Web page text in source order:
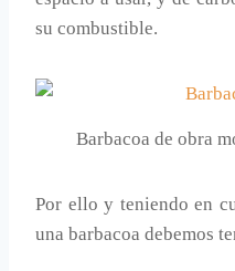
su combustible.
Barbacoa de obra
Por ello y teniendo en
una barbacoa debemos